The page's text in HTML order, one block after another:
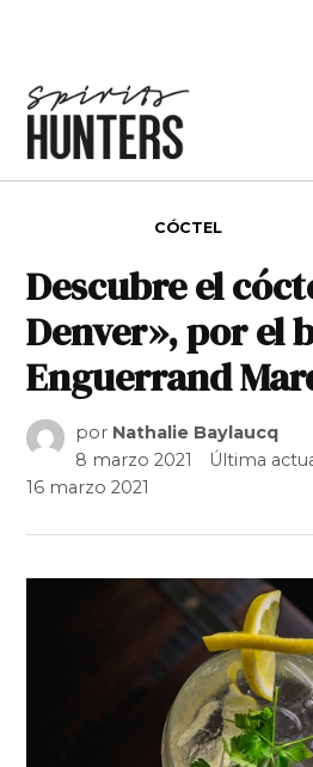
CÓCTEL
Descubre el
Denver», por el
Enguerrand
por Nathalie Baylaucq
8 marzo 2021
Última
16 marzo 2021